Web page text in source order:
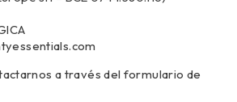
a través del formulario de